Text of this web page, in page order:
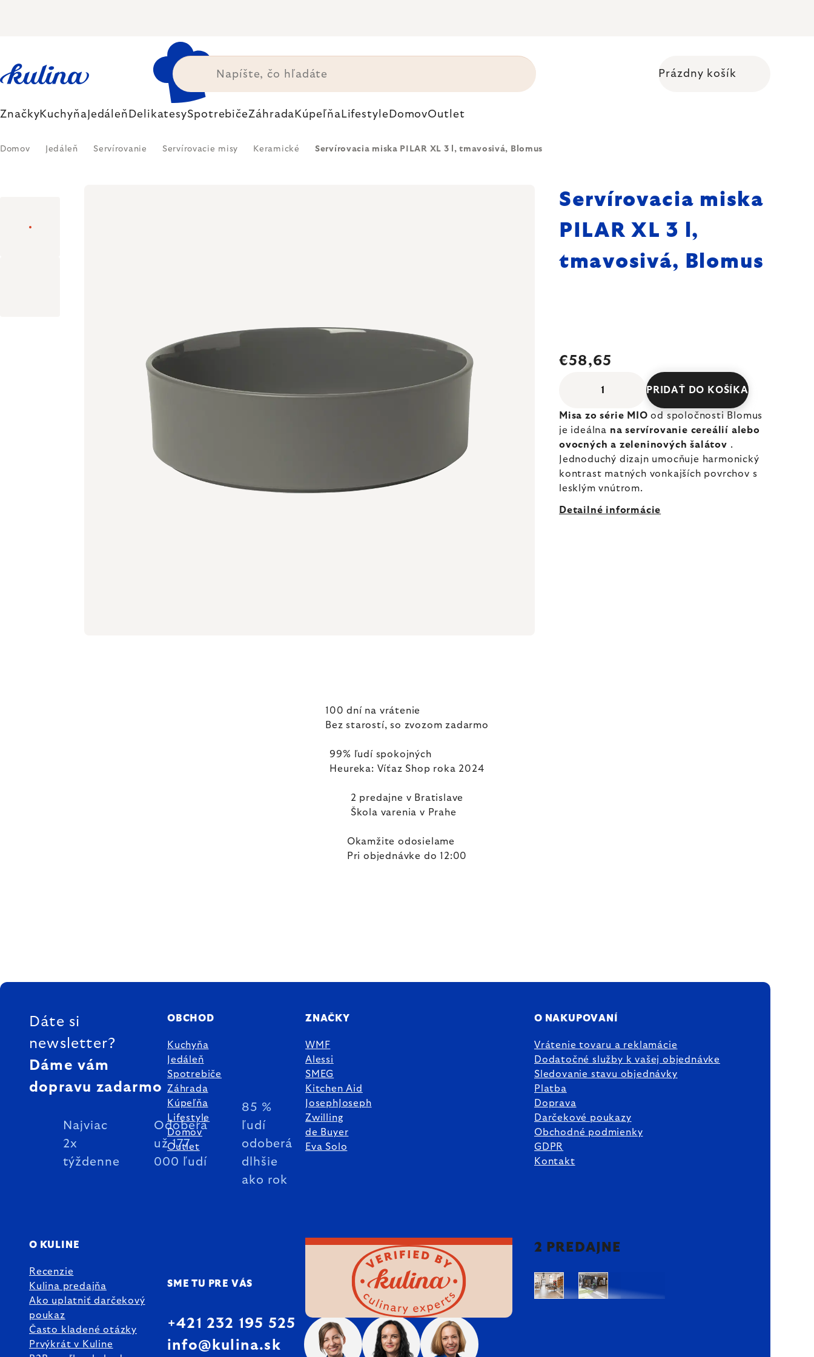
Prázdny košík
ZnačkyKuchyňa Jedáleň DelikatesySpotrebičeZáhrada Kúpeľňa Lifestyle DomovOutlet
Domov Jedáleň Servírovanie Servírovacie misy Keramické Servírovacia miska PILAR XL 3 l, tmavosivá, Blomus
Servírovacia miska
PILAR XL 3 l,
tmavosivá, Blomus
€58,65
PRIDAŤ DO KOŠÍKA
Misa zo série MIO od spoločnosti Blomus
je ideálna na servírovanie cereálií alebo
ovocných a zeleninových šalátov .
Jednoduchý dizajn umocňuje harmonický
kontrast matných vonkajších povrchov s
lesklým vnútrom.
Detailné informácie
100 dní na vrátenie
Bez starostí, so zvozom zadarmo
99% ľudí spokojných
Heureka: Víťaz Shop roka 2024
2 predajne v Bratislave
Škola varenia v Prahe
Okamžite odosielame
Pri objednávke do 12:00
ZÁPÄTIE
Dáte si
newsletter?
Dáme vám
dopravu zadarmo
Najviac
2x
týždenne
Odoberá
už 177
000 ľudí
85 %
ľudí
odoberá
dlhšie
ako rok
OBCHOD
Kuchyňa
Jedáleň
Spotrebiče
Záhrada
Kúpeľňa
Lifestyle
Domov
Outlet
ZNAČKY
WMF
Alessi
SMEG
Kitchen Aid
JosephJoseph
Zwilling
de Buyer
Eva Solo
O NAKUPOVANÍ
Vrátenie tovaru a reklamácie
Dodatočné služby k vašej objednávke
Sledovanie stavu objednávky
Platba
Doprava
Darčekové poukazy
Obchodné podmienky
GDPR
Kontakt
O KULINE
Recenzie
Kulina predajňa
Ako uplatniť darčekový
poukaz
Často kladené otázky
Prvýkrát v Kuline
SME TU PRE VÁS
+421 232 195 525
info@kulina.sk
2 PREDAJNE